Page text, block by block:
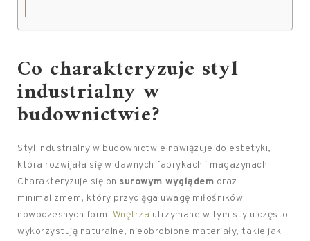
Co charakteryzuje styl
industrialny w
budownictwie?
Styl industrialny w budownictwie nawiązuje do estetyki,
która rozwijała się w dawnych fabrykach i magazynach.
Charakteryzuje się on surowym wyglądem oraz
minimalizmem, który przyciąga uwagę miłośników
nowoczesnych form. Wnętrza utrzymane w tym stylu często
wykorzystują naturalne, nieobrobione materiały, takie jak